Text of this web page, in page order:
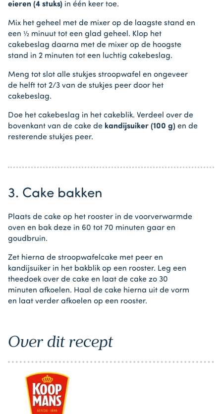
eieren (4 stuks) in één keer toe.
Mix het geheel met de mixer op de laagste stand en
een ½ minuut tot een glad geheel. Klop het
cakebeslag daarna met de mixer op de hoogste
stand in 2 minuten tot een luchtig cakebeslag.
Meng tot slot alle stukjes stroopwafel en ongeveer
de helft tot 2/3 van de stukjes peer door het
cakebeslag.
Doe het cakebeslag in het cakeblik. Verdeel over de
bovenkant van de cake de kandijsuiker (100 g) en de
resterende stukjes peer.
3. Cake bakken
Plaats de cake op het rooster in de voorverwarmde
oven en bak deze in 60 tot 70 minuten gaar en
goudbruin.
Zet hierna de stroopwafelcake met peer en
kandijsuiker in het bakblik op een rooster. Leg een
theedoek over de cake en laat de cake zo 30
minuten afkoelen. Haal de cake hierna uit de vorm
en laat verder afkoelen op een rooster.
Over dit recept